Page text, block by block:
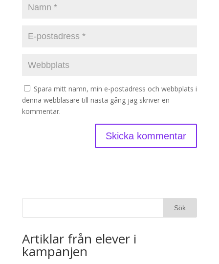
Spara mitt namn, min e-postadress och webbplats i
denna webbläsare till nästa gång jag skriver en
kommentar.
Artiklar från elever i
kampanjen